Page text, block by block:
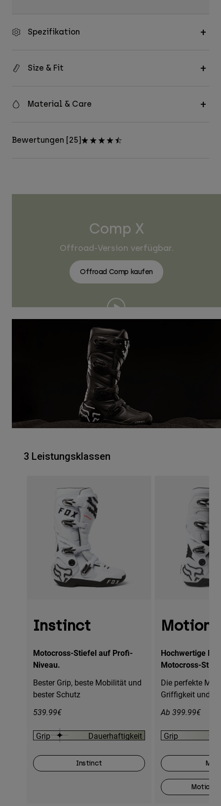
Spezifikation
Size & Fit
Material & Care
Bewertungen [25]
Comp X
Offroad-Version verfügbar.
Offroad Comp kaufen
3 Leistungsklassen
Instinct
Motocross-Stiefel auf Profi-
Niveau.
Bester Grip, beste Mobilität und
bester Schutz
539.99€
Grip Dauerhaftigkeit
Instinct
Motion
Hochwertige
Motocross-
Die perfekte
Griffigkeit und
Ab 399.99€
Grip
Motion